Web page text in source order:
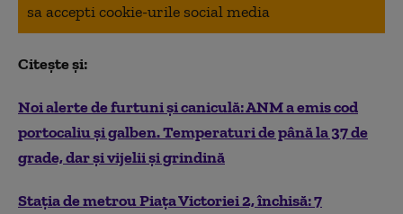
sa accepti cookie-urile social media
Citește și:
Noi alerte de furtuni și caniculă: ANM a emis cod
portocaliu și galben. Temperaturi de până la 37 de
grade, dar și vijelii și grindină
Stația de metrou Piața Victoriei 2, închisă: 7